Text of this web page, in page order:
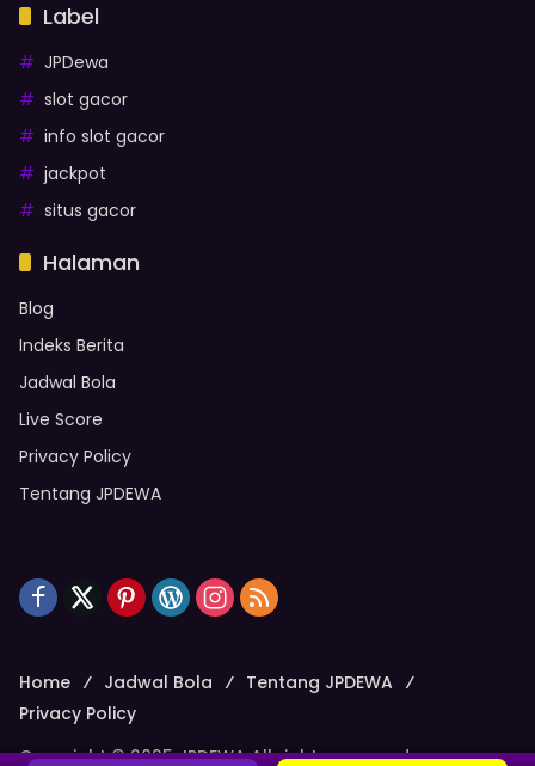
Label
JPDewa
slot gacor
info slot gacor
jackpot
situs gacor
Halaman
Blog
Indeks Berita
Jadwal Bola
Live Score
Privacy Policy
Tentang JPDEWA
Home Jadwal Bola
Tentang JPDEWA
Privacy Policy
Copyright © 2025 JPDEWA All rights reserved.